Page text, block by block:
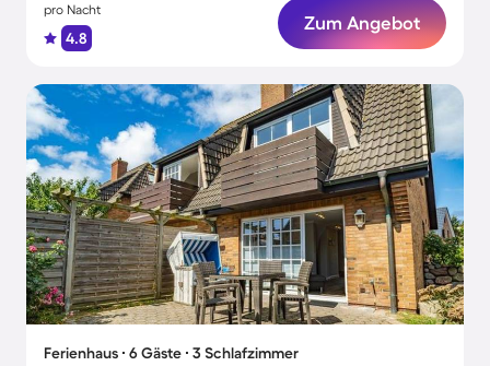
pro Nacht
4.8
Zum Angebot
Ferienhaus ∙ 6 Gäste ∙ 3 Schlafzimmer